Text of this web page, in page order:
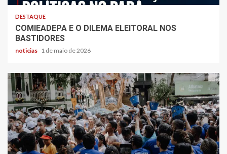
DESTAQUE
COMIEADEPA E O DILEMA ELEITORAL NOS
BASTIDORES
noticias 1 de maio de 2026